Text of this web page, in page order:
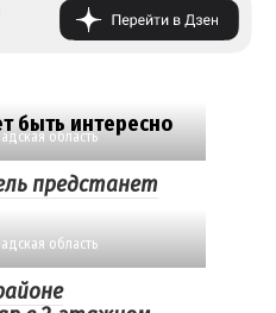
быть интересно
область
предстанет
область